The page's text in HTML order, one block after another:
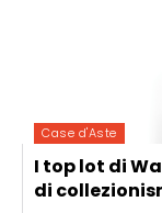
Case d'Aste
I top lot di
di